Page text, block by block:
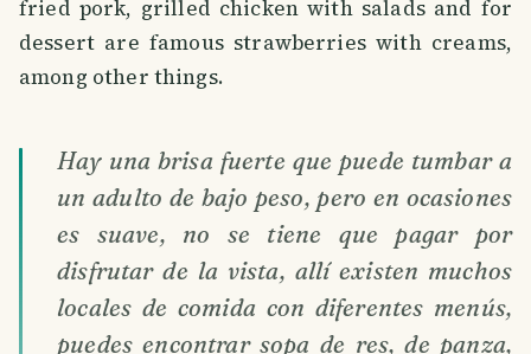
fried pork, grilled chicken with salads and for
dessert are famous strawberries with creams,
among other things.
Hay una brisa fuerte que puede tumbar a
un adulto de bajo peso, pero en ocasiones
es suave, no se tiene que pagar por
disfrutar de la vista, allí existen muchos
locales de comida con diferentes menús,
puedes encontrar sopa de res, de panza,